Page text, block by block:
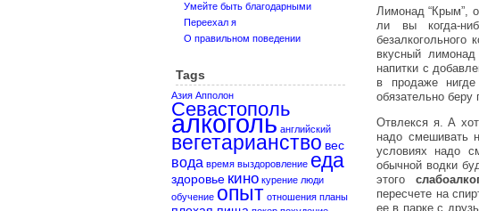
Умейте быть благодарными
Переехал я
О правильном поведении
Tags
Азия Апполон
Севастополь
алкоголь английский
вегетарианство вес
вода время выздоровление еда
здоровье кино курение люди
обучение опыт отношения планы
Лимонад “Крым”,
ли вы когда-
вкусный
напитки с
в продаже
обязательно
Отвлекся я. А
надо смешивать
условиях надо
обычной водки
этого
пересчете на
ее в парке с